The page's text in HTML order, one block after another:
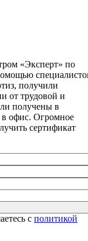
«Эксперт» по
получили
от трудовой и
получены в
в офис. Огромное
сертификат
с политикой